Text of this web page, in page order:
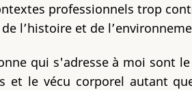
professionnels trop
l’histoire et de
qui s'adresse à moi sont
le vécu corporel autant